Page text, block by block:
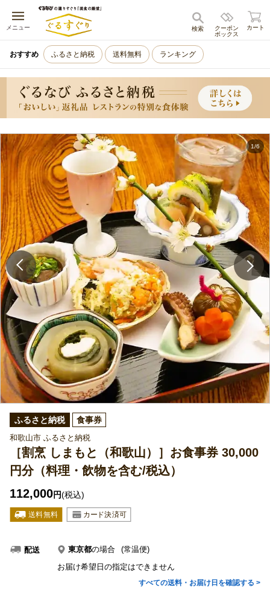
メニュー
キャンセル
クーポン
ボックス
検索 カート
おすすめ ふるさと納税 送料無料 ランキング
1/6
ふるさと納税 食事券
和歌山市 ふるさと納税
［割烹 しまもと（和歌山）］お食事券 30,000
円分（料理・飲物を含む/税込）
112,000円(税込)
配送 東京都の場合
(常温便)
お届け希望日の指定はできません
すべての送料・お届け日を確認する >